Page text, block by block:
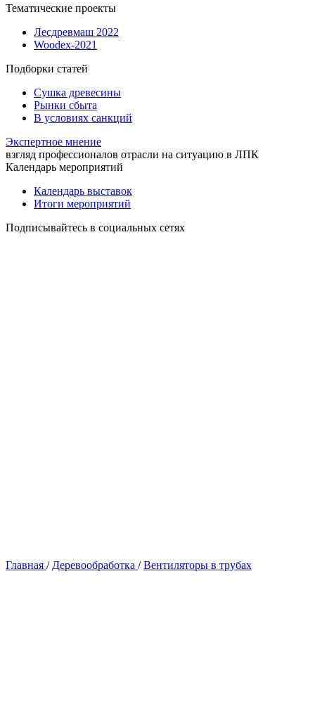
Тематические проекты
Лесдревмаш 2022
Woodex-2021
Подборки статей
Сушка древесины
Рынки сбыта
В условиях санкций
Экспертное мнение
взгляд профессионалов отрасли на ситуацию в ЛПК
Календарь мероприятий
Календарь выставок
Итоги мероприятий
Подписывайтесь в социальных сетях
Главная / Деревообработка / Вентиляторы в трубах